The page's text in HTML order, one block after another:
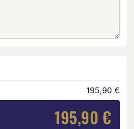
195,90 €
195,90 €